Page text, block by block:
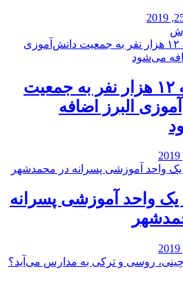
️سالانه ۱۲ هزار نفر به جمعیت
البرز اضافه
یک واحد آموزشی پسرانه